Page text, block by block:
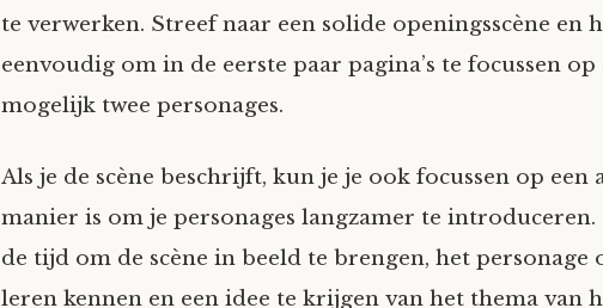
te verwerken. Streef naar een solide openingsscène en
eenvoudig om in de eerste paar pagina’s te focussen op
mogelijk twee personages.
Als je de scène beschrijft, kun je je ook focussen op een
manier is om je personages langzamer te
de tijd om de scène in beeld te brengen, het personage
leren kennen en een idee te krijgen van het thema van